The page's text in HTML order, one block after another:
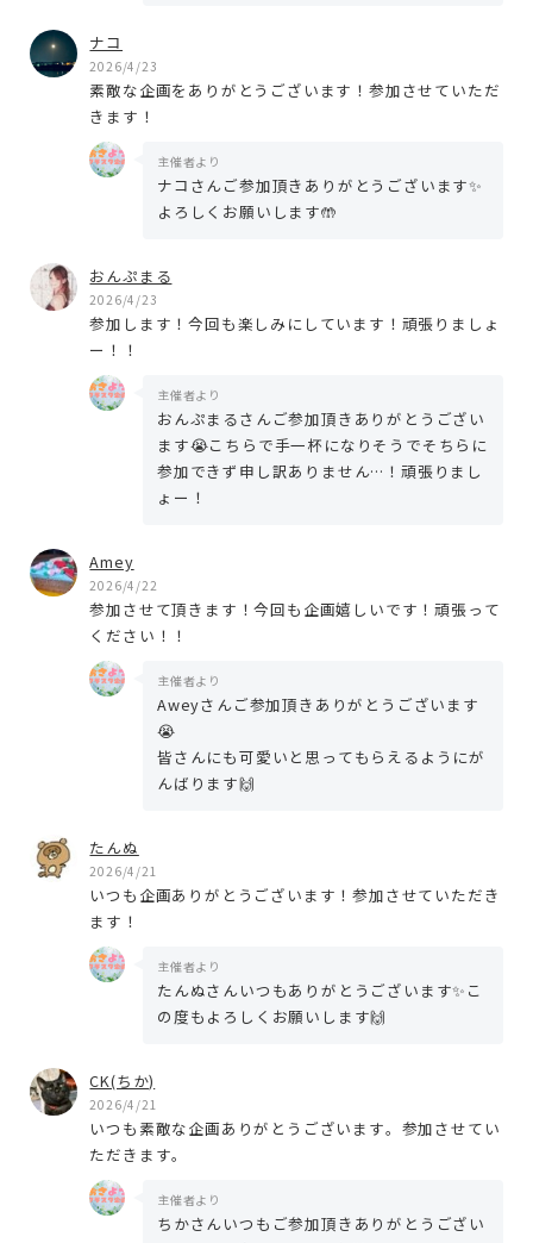
ナコ
2026/4/23
素敵な企画をありがとうございます！参加させていただ
きます！
主催者より
ナコさんご参加頂きありがとうございます✨
よろしくお願いします🤲
おんぷまる
2026/4/23
参加します！今回も楽しみにしています！頑張りましょ
ー！！
主催者より
おんぷまるさんご参加頂きありがとうござい
ます😭こちらで手一杯になりそうでそちらに
参加できず申し訳ありません…！頑張りまし
ょー！
Amey
2026/4/22
参加させて頂きます！今回も企画嬉しいです！頑張って
ください！！
主催者より
Aweyさんご参加頂きありがとうございます
😭
皆さんにも可愛いと思ってもらえるようにが
んばります🙌
たんぬ
2026/4/21
いつも企画ありがとうございます！参加させていただき
ます！
主催者より
たんぬさんいつもありがとうございます✨こ
の度もよろしくお願いします🙌
CK(ちか)
2026/4/21
いつも素敵な企画ありがとうございます。参加させてい
ただきます。
主催者より
ちかさんいつもご参加頂きありがとうござい